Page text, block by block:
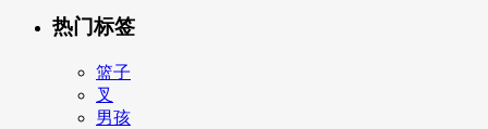
热门标签
篮子
叉
男孩